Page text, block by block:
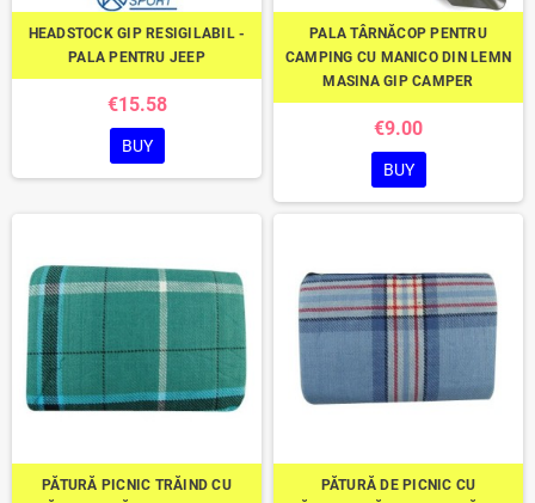
HEADSTOCK GIP RESIGILABIL -
PALA PENTRU JEEP
€15.58
BUY
PALA TÂRNĂCOP PENTRU
CAMPING CU MANICO DIN LEMN
MASINA GIP CAMPER
€9.00
BUY
PĂTURĂ PICNIC TRĂIND CU
PĂTURĂ DE PICNIC CU